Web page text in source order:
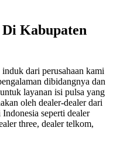
Kabupaten
dari perusahaan kami
dibidangnya dan
layanan isi pulsa yang
oleh dealer-dealer dari
seperti dealer
three, dealer telkom,